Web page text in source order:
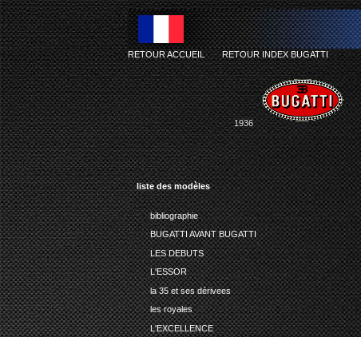
liste des modèles
bibliographie
BUGATTI AVANT BUGATTI
LES DEBUTS
L'ESSOR
la 35 et ses dérivees
les royales
L'EXCELLENCE
RETOUR ACCUEIL-RETOUR INDEX BUGATTI
1936